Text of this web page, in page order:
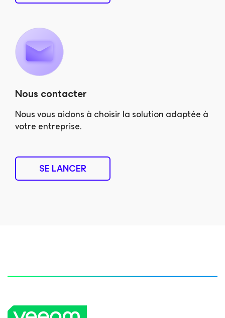
Nous contacter
Nous vous aidons à choisir la solution adaptée à
votre entreprise.
SE LANCER